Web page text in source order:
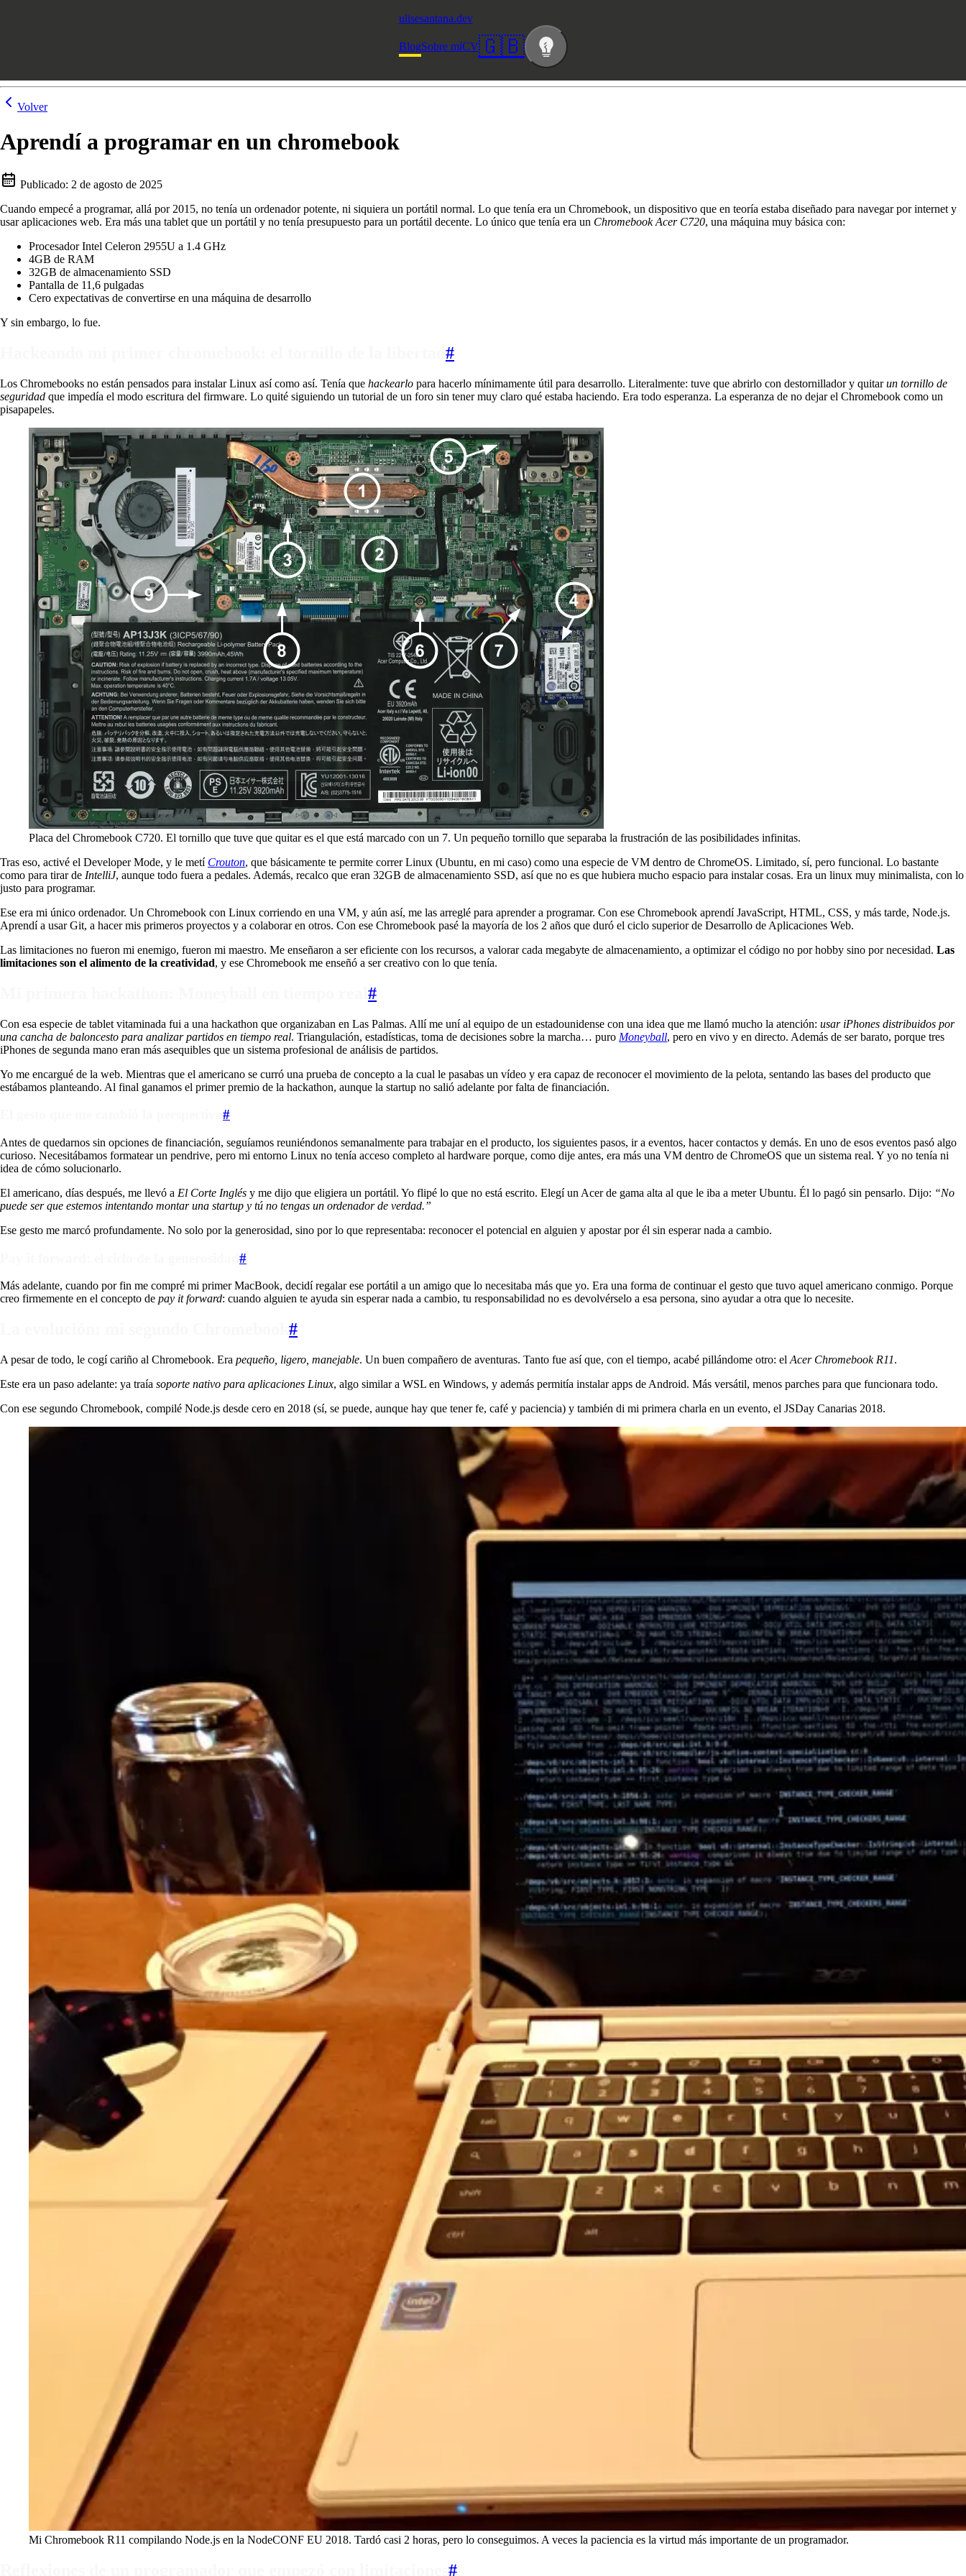
ulisesantana.dev
BlogSobre míCV🇬🇧
Volver
Aprendí a programar en un chromebook
Publicado: 2 de agosto de 2025
Cuando empecé a programar, allá por 2015, no tenía un ordenador potente, ni siquiera un portátil normal. Lo que tenía era un Chromebook, un dispositivo que en teoría estaba diseñado para navegar por internet y
usar aplicaciones web. Era más una tablet que un portátil y no tenía presupuesto para un portátil decente. Lo único que tenía era un Chromebook Acer C720, una máquina muy básica con:
Procesador Intel Celeron 2955U a 1.4 GHz
4GB de RAM
32GB de almacenamiento SSD
Pantalla de 11,6 pulgadas
Cero expectativas de convertirse en una máquina de desarrollo
Y sin embargo, lo fue.
#
Los Chromebooks no están pensados para instalar Linux así como así. Tenía que hackearlo para hacerlo mínimamente útil para desarrollo. Literalmente: tuve que abrirlo con destornillador y quitarun tornillo de
seguridad que impedía el modo escritura del firmware. Lo quité siguiendo un tutorial de un foro sin tener muy claro qué estaba haciendo. Era todo esperanza. La esperanza de no dejar el Chromebook como un
pisapapeles.
Placa del Chromebook C720. El tornillo que tuve que quitar es el que está marcado con un 7. Un pequeño tornillo que separaba la frustración de las posibilidades infinitas.
Tras eso, activé el Developer Mode, y le metí Crouton, que básicamente te permite correr Linux (Ubuntu, en mi caso) como una especie de VM dentro de ChromeOS. Limitado, sí, pero funcional. Lo bastante
como para tirar de IntelliJ, aunque todo fuera a pedales. Además, recalco que eran 32GB de almacenamiento SSD, así que no es que hubiera mucho espacio para instalar cosas. Era un linux muy minimalista, con lo
justo para programar.
Ese era mi único ordenador. Un Chromebook con Linux corriendo en una VM, y aún así, me las arreglé para aprender a programar. Con ese Chromebook aprendí JavaScript, HTML, CSS, y más tarde, Node.js.
Aprendí a usar Git, a hacer mis primeros proyectos y a colaborar en otros. Con ese Chromebook pasé la mayoría de los 2 años que duró el ciclo superior de Desarrollo de Aplicaciones Web.
Las limitaciones no fueron mi enemigo, fueron mi maestro. Me enseñaron a ser eficiente con los recursos, a valorar cada megabyte de almacenamiento, a optimizar el código no por hobby sino por necesidad. Las
limitaciones son el alimento de la creatividad, y ese Chromebook me enseñó a ser creativo con lo que tenía.
#
Con esa especie de tablet vitaminada fui a una hackathon que organizaban en Las Palmas. Allí me uní al equipo de un estadounidense con una idea que me llamó mucho la atención: usar iPhones distribuidos por
una cancha de baloncesto para analizar partidos en tiempo real. Triangulación, estadísticas, toma de decisiones sobre la marcha… puro Moneyball, pero en vivo y en directo. Además de ser barato, porque tres
iPhones de segunda mano eran más asequibles que un sistema profesional de análisis de partidos.
Yo me encargué de la web. Mientras que el americano se curró una prueba de concepto a la cual le pasabas un vídeo y era capaz de reconocer el movimiento de la pelota, sentando las bases del producto que
estábamos planteando. Al final ganamos el primer premio de la hackathon, aunque la startup no salió adelante por falta de financiación.
#
Antes de quedarnos sin opciones de financiación, seguíamos reuniéndonos semanalmente para trabajar en el producto, los siguientes pasos, ir a eventos, hacer contactos y demás. En uno de esos eventos pasó algo
curioso. Necesitábamos formatear un pendrive, pero mi entorno Linux no tenía acceso completo al hardware porque, como dije antes, era más una VM dentro de ChromeOS que un sistema real. Y yo no tenía ni
idea de cómo solucionarlo.
El americano, días después, me llevó a El Corte Inglés y me dijo que eligiera un portátil. Yo flipé lo que no está escrito. Elegí un Acer de gama alta al que le iba a meter Ubuntu. Él lo pagó sin pensarlo. Dijo: “No
puede ser que estemos intentando montar una startup y tú no tengas un ordenador de verdad.”
Ese gesto me marcó profundamente. No solo por la generosidad, sino por lo que representaba: reconocer el potencial en alguien y apostar por él sin esperar nada a cambio.
#
Más adelante, cuando por fin me compré mi primer MacBook, decidí regalar ese portátil a un amigo que lo necesitaba más que yo. Era una forma de continuar el gesto que tuvo aquel americano conmigo. Porque
creo firmemente en el concepto de pay it forward: cuando alguien te ayuda sin esperar nada a cambio, tu responsabilidad no es devolvérselo a esa persona, sino ayudar a otra que lo necesite.
#
A pesar de todo, le cogí cariño al Chromebook. Era pequeño, ligero, manejable. Un buen compañero de aventuras. Tanto fue así que, con el tiempo, acabé pillándome otro: el Acer Chromebook R11.
Este era un paso adelante: ya traía soporte nativo para aplicaciones Linux, algo similar a WSL en Windows, y además permitía instalar apps de Android. Más versátil, menos parches para que funcionara todo.
Con ese segundo Chromebook, compilé Node.js desde cero en 2018 (sí, se puede, aunque hay que tener fe, café y paciencia) y también di mi primera charla en un evento, el JSDay Canarias 2018.
Mi Chromebook R11 compilando Node.js en la NodeCONF EU 2018. Tardó casi 2 horas, pero lo conseguimos. A veces la paciencia es la virtud más importante de un programador.
#